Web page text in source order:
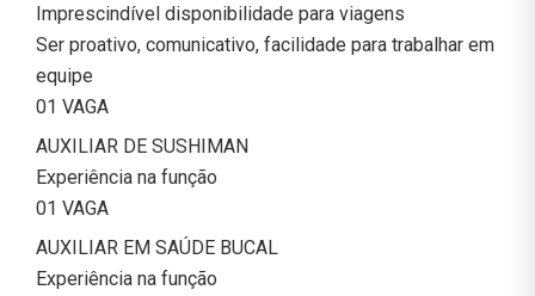
Imprescindível disponibilidade para viagens
Ser proativo, comunicativo, facilidade para trabalhar em
equipe
01 VAGA
AUXILIAR DE SUSHIMAN
Experiência na função
01 VAGA
AUXILIAR EM SAÚDE BUCAL
Experiência na função